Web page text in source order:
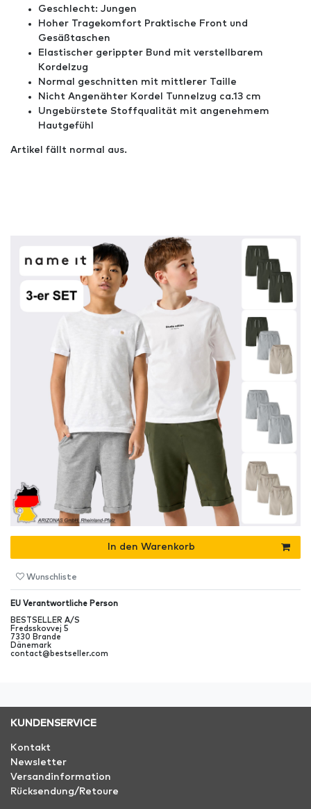
Geschlecht: Jungen
Hoher Tragekomfort Praktische Front und
Gesäßtaschen
Elastischer gerippter Bund mit verstellbarem
Kordelzug
Normal geschnitten mit mittlerer Taille
Nicht Angenähter Kordel Tunnelzug ca.13 cm
Ungebürstete Stoffqualität mit angenehmem
Hautgefühl
Artikel fällt normal aus.
In den Warenkorb
Wunschliste
EU Verantwortliche Person
BESTSELLER A/S
Fredsskovvej 5
7330 Brande
Dänemark
contact@bestseller.com
KUNDENSERVICE
Kontakt
Newsletter
Versandinformation
Rücksendung/Retoure